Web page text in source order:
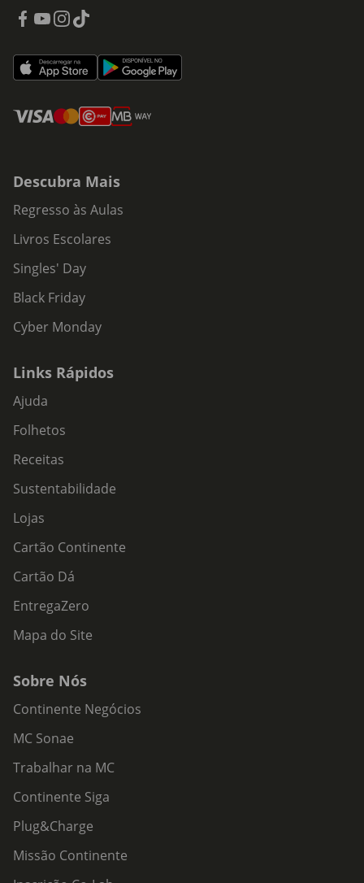
Descubra Mais
Regresso às Aulas
Livros Escolares
Singles' Day
Black Friday
Cyber Monday
Links Rápidos
Ajuda
Folhetos
Receitas
Sustentabilidade
Lojas
Cartão Continente
Cartão Dá
EntregaZero
Mapa do Site
Sobre Nós
Continente Negócios
MC Sonae
Trabalhar na MC
Continente Siga
Plug&Charge
Missão Continente